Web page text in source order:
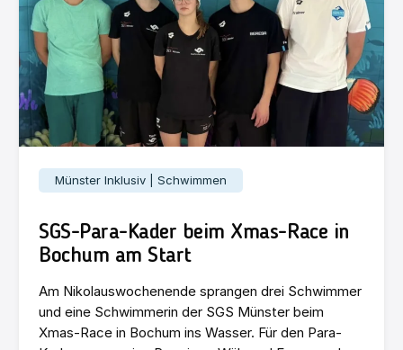
Münster Inklusiv | Schwimmen
SGS-Para-Kader beim Xmas-Race in
Bochum am Start
Am Nikolauswochenende sprangen drei Schwimmer
und eine Schwimmerin der SGS Münster beim
Xmas-Race in Bochum ins Wasser. Für den Para-